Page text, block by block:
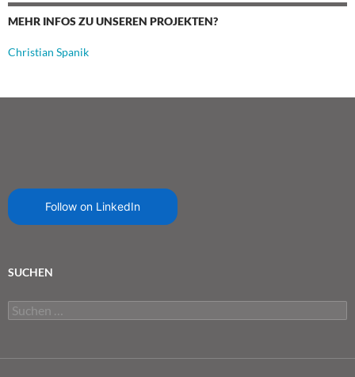
MEHR INFOS ZU UNSEREN PROJEKTEN?
Christian Spanik
Follow on LinkedIn
SUCHEN
Suchen
nach: